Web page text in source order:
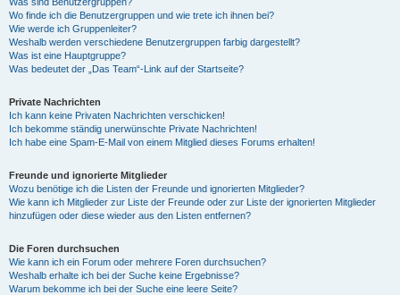
Wo finde ich die Benutzergruppen und wie trete ich ihnen bei?
Wie werde ich Gruppenleiter?
Weshalb werden verschiedene Benutzergruppen farbig dargestellt?
Was ist eine Hauptgruppe?
Was bedeutet der „Das Team“-Link auf der Startseite?
Private Nachrichten
Ich kann keine Privaten Nachrichten verschicken!
Ich bekomme ständig unerwünschte Private Nachrichten!
Ich habe eine Spam-E-Mail von einem Mitglied dieses Forums erhalten!
Freunde und ignorierte Mitglieder
Wozu benötige ich die Listen der Freunde und ignorierten Mitglieder?
Wie kann ich Mitglieder zur Liste der Freunde oder zur Liste der ignorierten Mitglieder
hinzufügen oder diese wieder aus den Listen entfernen?
Die Foren durchsuchen
Wie kann ich ein Forum oder mehrere Foren durchsuchen?
Weshalb erhalte ich bei der Suche keine Ergebnisse?
Warum bekomme ich bei der Suche eine leere Seite?